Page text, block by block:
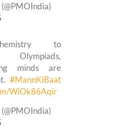
to
Olympiads,
minds are
#MannKiBaat
WiOk86Aqir